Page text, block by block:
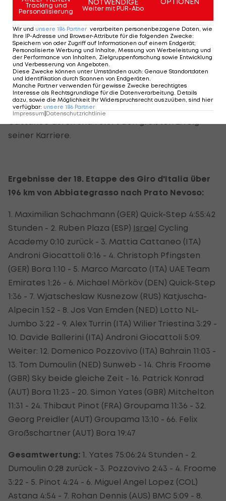
Mit dem Etappensieg haben die besten Fahrer
des Gesamtklassements nichts zu tun. Dieser geht
mit Schachmann an ein Mitglied einer ursprünglich
12-köpfigen Spitzengruppe, die einen
Maximalvorsprung von 16 Minuten auf das Feld
herausfährt.
Der 24-Jährige setzt sich zehn Sekunden vor dem
Spanier Plaza und 16 Sekunden vor dem Italiener
seiner Karriere.
Ergebnisse der 18. Etappe des Giro d'Italia über
196 km von Abbiategrasso nach Prato Nevoso:
1. Maximilian Schachmann (GER) Quick-Step 4:55:42
Stunden - 2. Ruben Plaza (ESP) Israel Cycling
Academy 0:10 zurück - 3. Mattia Cattaneo (ITA)
Androni Giocattoli 0:16 - 4. Christoph Pfingsten
(GER) Bora 1:10 - 5. Marco Marcato (ITA) UAE Team
Emirates 1:26 - 6. Michael Mörköv (DEN) Quick-Step
1:36 - 7. Wjatscheslaw Kusnezow (RUS) Katjuscha-
Alpecin 1:52 - 8. Jos Van Emden (NED) Lotto NL-
Jumbo 3:22 - 9. Alex Turrin (ITA) Wilier Triestina 3:29 -
10. Davide Ballerini (ITA) Androni Giocattoli 5:09.
Weiter: 12. Domenico Pozzovivo (ITA) Bahrain 11:03 -
13. Tom Dumoulin (NED) Sunweb - 14. Chris Froome
(GBR) Sky beide gleiche Zeit - 16. Patrick Konrad
(AUT) Bora 11:23 - 20. Simon Yates (GBR) Mitchelton
11:31 - 24. Thibaut Pinot (FRA) Groupama 11:36 - 32.
Georg Preidler (AUT) Groupama 13:10 - 66. Felix
Großschartner (AUT) Bora 19:47
Gesamtwertung: 1. Yates 75:06:24 Stunden - 2.
Dumoulin 0:28 zurück - 3. Pozzovivo 2:43 - 4. Froome
3:22 - 5. Pinot 4:24 - 6. Miguel Angel Lopez (COL)
Astana 4:54 - 7. Rohan Dennis (AUS) BMC 5:09 - 8.
Tracking und
Personalisierung
NOTWENDIGE
Weiter mit PUR-Abo
Wir und unsere 186 Partner verarbeiten personenbezogene Daten, wie
Ihre IP-Adresse und Browser-Attribute für die folgenden Zwecke:
Speichern von oder Zugriff auf Informationen auf einem Endgerät;
Personalisierte Werbung und Inhalte, Messung von Werbeleistung und
der Performance von Inhalten, Zielgruppenforschung sowie Entwicklung
und Verbesserung von Angeboten.
Diese Zwecke können unter Umständen auch: Genaue Standortdaten
und Identifikation durch Scannen von Endgeräten.
Manche Partner verwenden für gewisse Zwecke berechtigtes
Interesse als Rechtsgrundlage für die Datenverarbeitung. Details
dazu, sowie die Möglichkeit Ihr Widerspruchsrecht auszuüben, sind hier
verfügbar: unsere 186 Partner
Impressum Datenschutzrichtlinie